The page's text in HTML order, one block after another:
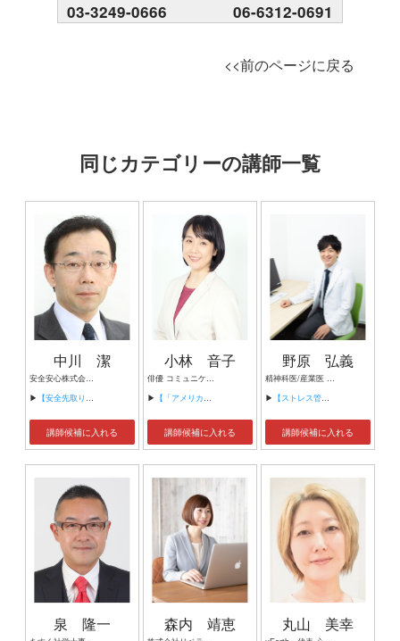
03-3249-0666 06-6312-0691
<<前のページに戻る
同じカテゴリーの講師一覧
中川 潔
安全安心株式会社代表取締役 CSP労働安全コンサルタント／CIH労働衛生コンサルタント
▶ 【安全先取り型管理への挑戦】
講師候補に入れる
小林 音子
俳優 コミュニケーションコーチ
▶ 【「アメリカの中高生が学んでいる話し方の授業」】
講師候補に入れる
野原 弘義
精神科医/産業医 健康経営顧問
▶ 【ストレス管理で部下のパフォーマンスを上げる】
講師候補に入れる
泉 隆一 森内 靖恵 丸山 美幸